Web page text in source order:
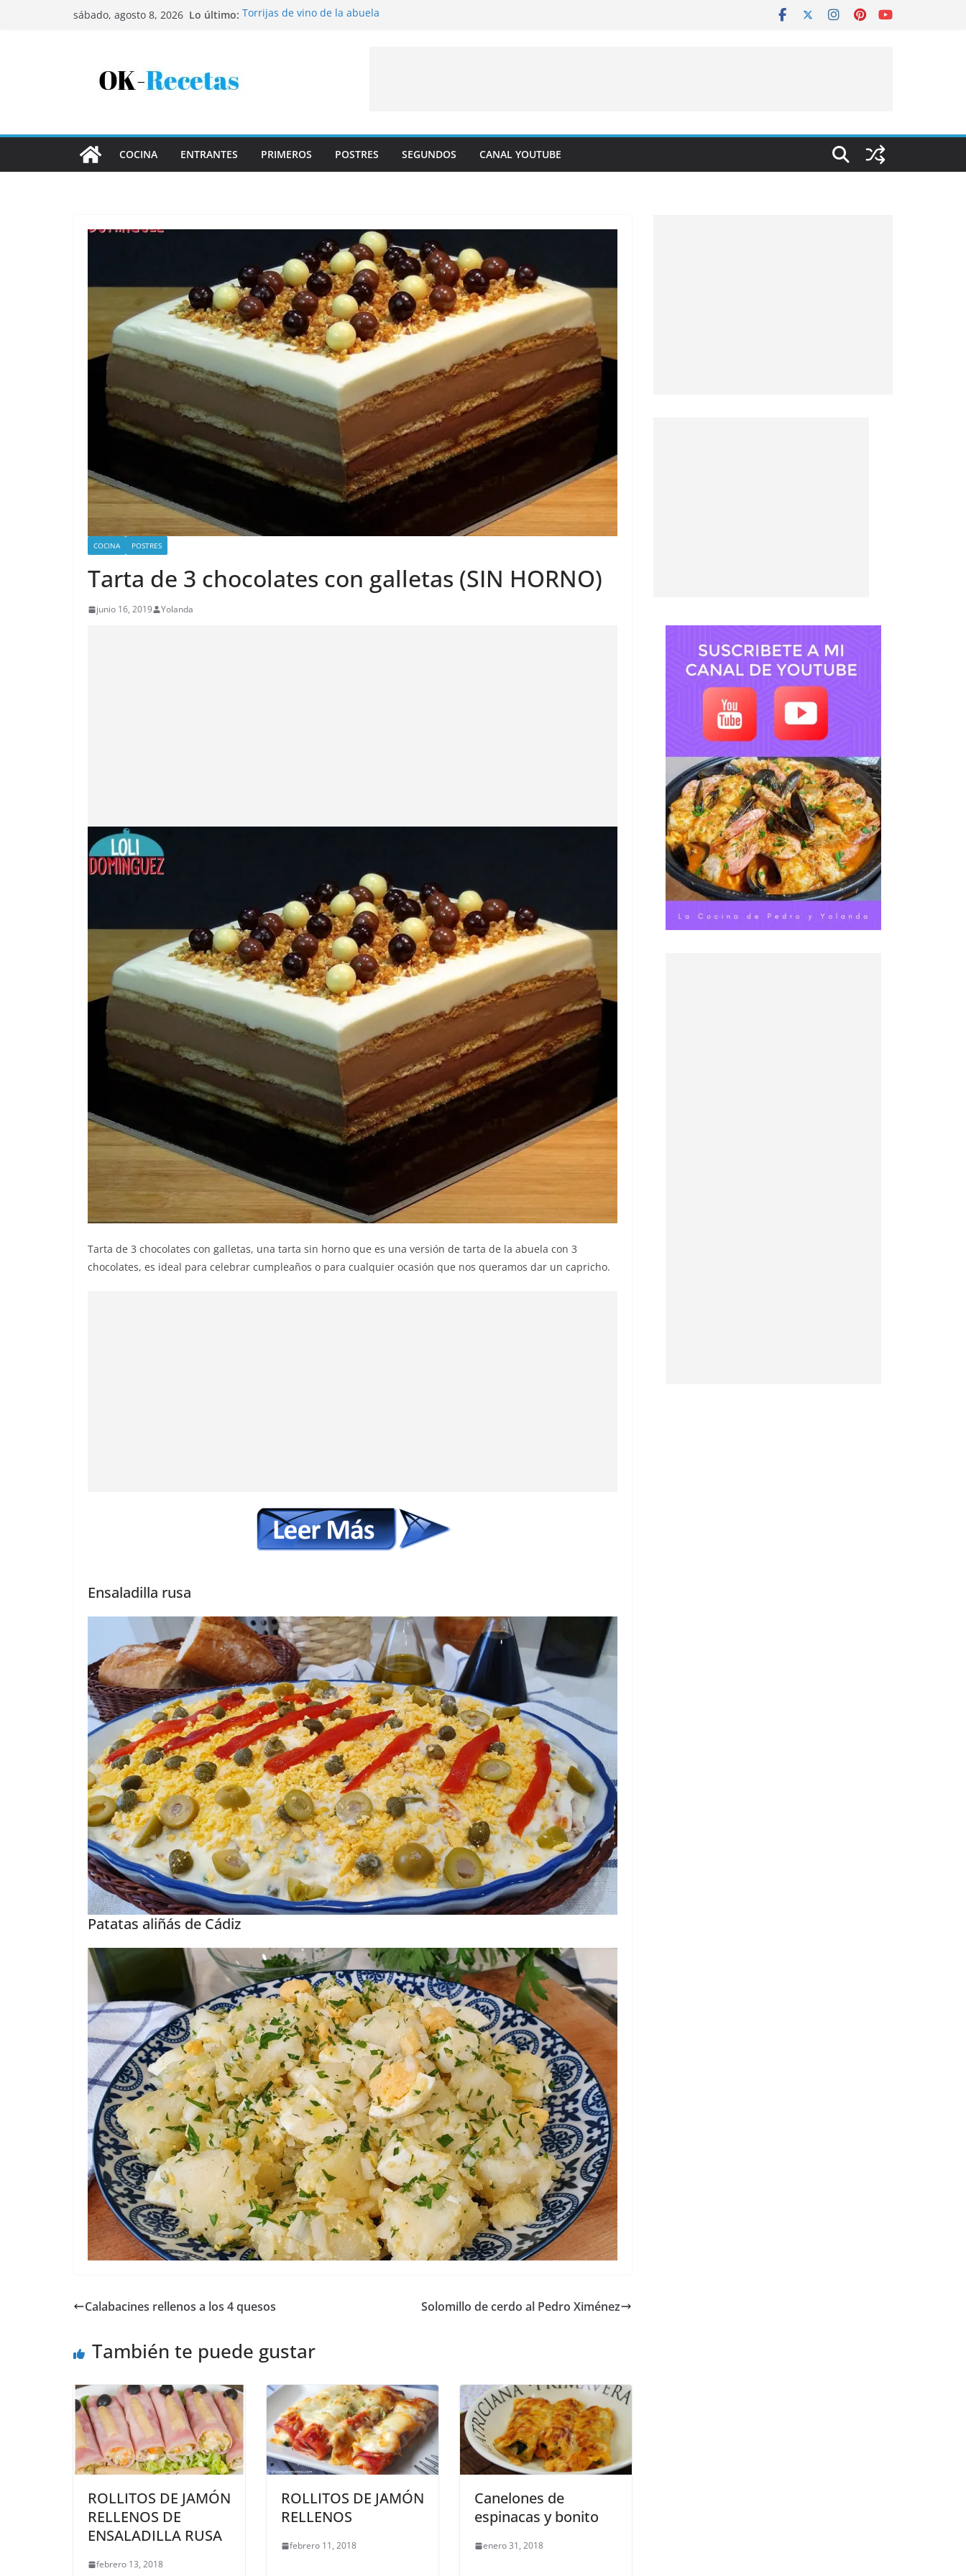
sábado, agosto 8, 2026 Lo último: Torrijas de vino de la abuela
COCINA ENTRANTES PRIMEROS POSTRES SEGUNDOS CANAL YOUTUBE
COCINA POSTRES
Tarta de 3 chocolates con galletas (SIN HORNO)
junio 16, 2019 Yolanda
Tarta de 3 chocolates con galletas, una tarta sin horno que es una versión de tarta de la abuela con 3
chocolates, es ideal para celebrar cumpleaños o para cualquier ocasión que nos queramos dar un capricho.
Ensaladilla rusa
Patatas aliñás de Cádiz
Calabacines rellenos a los 4 quesos Solomillo de cerdo al Pedro Ximénez
También te puede gustar
ROLLITOS DE JAMÓN
RELLENOS DE
ENSALADILLA RUSA
febrero 13, 2018
ROLLITOS DE JAMÓN
RELLENOS
febrero 11, 2018
Canelones de
espinacas y bonito
enero 31, 2018